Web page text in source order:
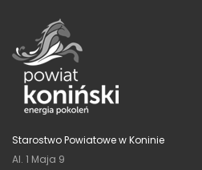
Starostwo Powiatowe w Koninie
Al. 1 Maja 9